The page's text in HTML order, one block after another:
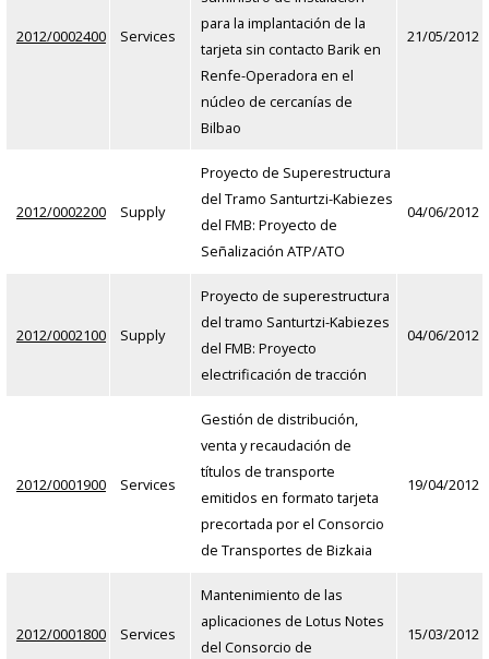
2012/0002400 Services
para la implantación de la
tarjeta sin contacto Barik en
Renfe-Operadora en el
núcleo de cercanías de
Bilbao
21/05/2012
2012/0002200 Supply
Proyecto de Superestructura
del Tramo Santurtzi-Kabiezes
del FMB: Proyecto de
Señalización ATP/ATO
04/06/2012
2012/0002100 Supply
Proyecto de superestructura
del tramo Santurtzi-Kabiezes
del FMB: Proyecto
electrificación de tracción
04/06/2012
2012/0001900 Services
Gestión de distribución,
venta y recaudación de
títulos de transporte
emitidos en formato tarjeta
precortada por el Consorcio
de Transportes de Bizkaia
19/04/2012
2012/0001800 Services
Mantenimiento de las
aplicaciones de Lotus Notes
del Consorcio de
15/03/2012